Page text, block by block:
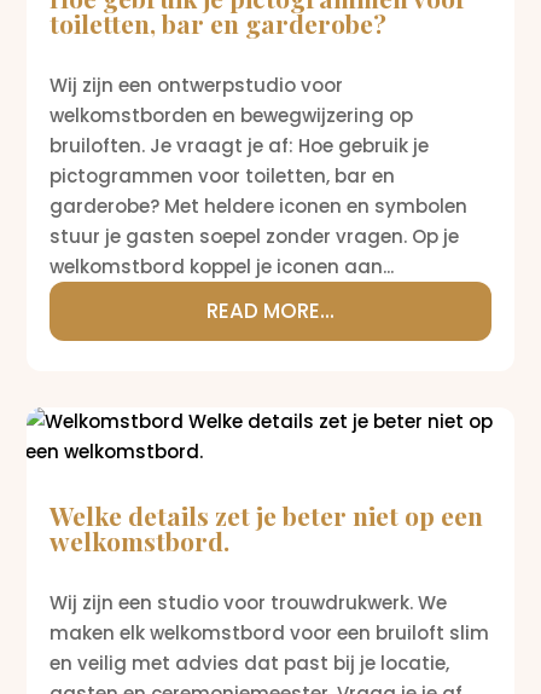
toiletten, bar en garderobe?
Wij zijn een ontwerpstudio voor
welkomstborden en bewegwijzering op
bruiloften. Je vraagt je af: Hoe gebruik je
pictogrammen voor toiletten, bar en
garderobe? Met heldere iconen en symbolen
stuur je gasten soepel zonder vragen. Op je
welkomstbord koppel je iconen aan...
READ MORE...
Welke details zet je beter niet op een
welkomstbord.
Wij zijn een studio voor trouwdrukwerk. We
maken elk welkomstbord voor een bruiloft slim
en veilig met advies dat past bij je locatie,